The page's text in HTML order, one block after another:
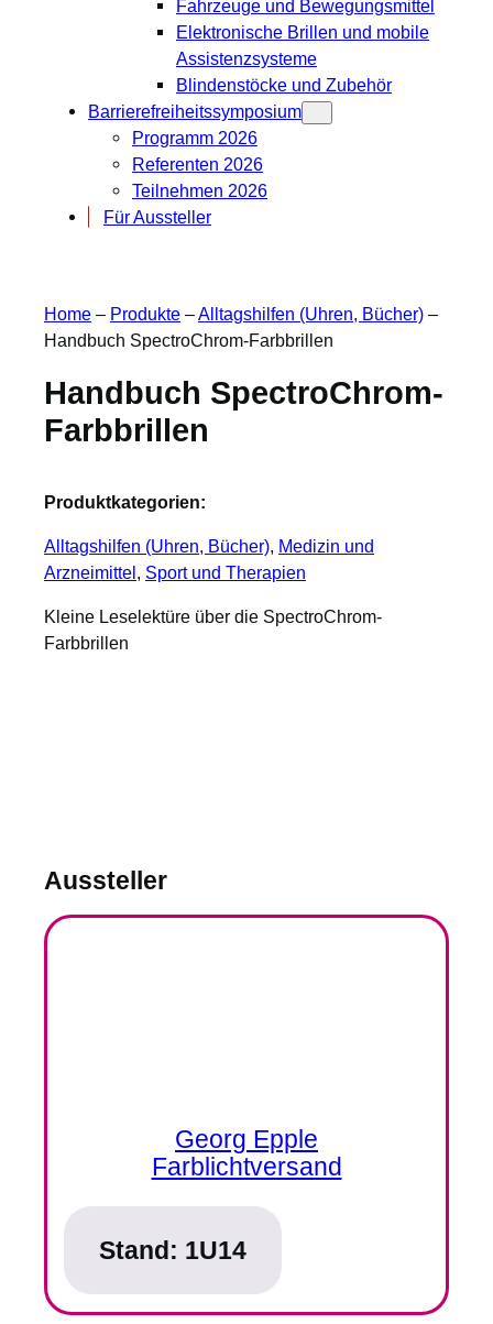
Fahrzeuge und Bewegungsmittel
Elektronische Brillen und mobile
Assistenzsysteme
Blindenstöcke und Zubehör
Barrierefreiheitssymposium
Programm 2026
Referenten 2026
Teilnehmen 2026
Für Aussteller
Home – Produkte –Alltagshilfen (Uhren, Bücher) –
Handbuch SpectroChrom-Farbbrillen
Handbuch SpectroChrom-
Farbbrillen
Produktkategorien:
Alltagshilfen (Uhren, Bücher), Medizin und
Arzneimittel, Sport und Therapien
Kleine Leselektüre über die SpectroChrom-
Farbbrillen
Aussteller
Georg Epple
Farblichtversand
Stand: 1U14